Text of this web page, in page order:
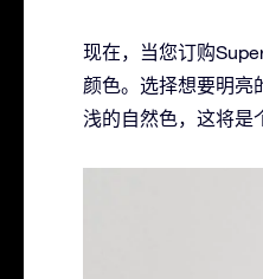
现在，当您订购
颜色。选择想要明亮
浅的自然色，这将是